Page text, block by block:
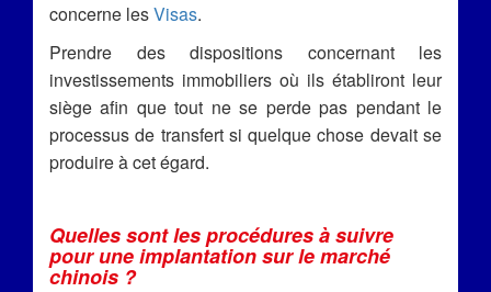
concerne lesVisas.
Prendre des dispositions concernant les
investissements immobiliers où ils établiront leur
siège afin que tout ne se perde pas pendant le
processus de transfert si quelque chose devait se
produire à cet égard.
Quelles sont les procédures à suivre
pour une implantation sur le marché
chinois ?